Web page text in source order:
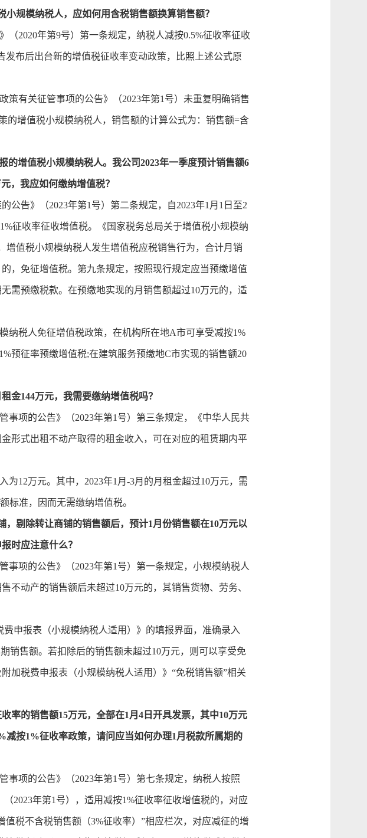
规模纳税人，应如何用含税销售额换算销售额？
（2020年第9号）第一条规定，纳税人减按0.5%征收率征收
布后出台新的增值税征收率变动政策，比照上述公式原
有关征管事项的公告》（2023年第1号）未重复明确销售
的增值税小规模纳税人，销售额的计算公式为：销售额=含
增值税小规模纳税人。我公司2023年一季度预计销售额6
，我应如何缴纳增值税？
公告》（2023年第1号）第二条规定，自2023年1月1日至2
征收率征收增值税。《国家税务总局关于增值税小规模纳
值税小规模纳税人发生增值税应税销售行为，合计月销
，免征增值税。第九条规定，按照现行规定应当预缴增值
需预缴税款。在预缴地实现的月销售额超过10万元的，适
税人免征增值税政策，在机构所在地A市可享受减按1%
预征率预缴增值税;在建筑服务预缴地C市实现的销售额20
金144万元，我需要缴纳增值税吗？
事项的公告》（2023年第1号）第三条规定，《中华人民共
形式出租不动产取得的租金收入，可在对应的租赁期内平
12万元。其中，2023年1月-3月的月租金超过10万元，需
标准，因而无需缴纳增值税。
剔除转让商铺的销售额后，预计1月份销售额在10万元以
时应注意什么？
事项的公告》（2023年第1号）第一条规定，小规模纳税人
不动产的销售额后未超过10万元的，其销售货物、劳务、
申报表（小规模纳税人适用）》的填报界面，准确录入
销售额。若扣除后的销售额未超过10万元，则可以享受免
加税费申报表（小规模纳税人适用）》“免税销售额”相关
率的销售额15万元，全部在1月4日开具发票，其中10万元
按1%征收率政策，请问应当如何办理1月税款所属期的
事项的公告》（2023年第1号）第七条规定，纳税人按照
2023年第1号），适用减按1%征收率征收增值税的，对应
税不含税销售额（3%征收率）”相应栏次，对应减征的增